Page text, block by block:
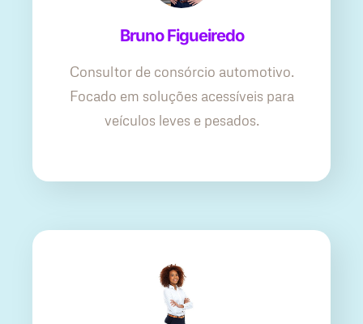
Bruno Figueiredo
Consultor de consórcio automotivo.
Focado em soluções acessíveis para
veículos leves e pesados.